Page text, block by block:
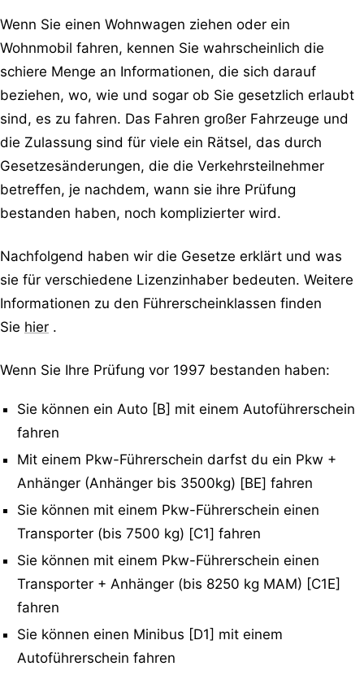
Wenn Sie einen Wohnwagen ziehen oder ein
Wohnmobil fahren, kennen Sie wahrscheinlich die
schiere Menge an Informationen, die sich darauf
beziehen, wo, wie und sogar ob Sie gesetzlich erlaubt
sind, es zu fahren. Das Fahren großer Fahrzeuge und
die Zulassung sind für viele ein Rätsel, das durch
Gesetzesänderungen, die die Verkehrsteilnehmer
betreffen, je nachdem, wann sie ihre Prüfung
bestanden haben, noch komplizierter wird.
Nachfolgend haben wir die Gesetze erklärt und was
sie für verschiedene Lizenzinhaber bedeuten. Weitere
Informationen zu den Führerscheinklassen finden
Sie hier .
Wenn Sie Ihre Prüfung vor 1997 bestanden haben:
Sie können ein Auto [B] mit einem Autoführerschein
fahren
Mit einem Pkw-Führerschein darfst du ein Pkw +
Anhänger (Anhänger bis 3500kg) [BE] fahren
Sie können mit einem Pkw-Führerschein einen
Transporter (bis 7500 kg) [C1] fahren
Sie können mit einem Pkw-Führerschein einen
Transporter + Anhänger (bis 8250 kg MAM) [C1E]
fahren
Sie können einen Minibus [D1] mit einem
Autoführerschein fahren